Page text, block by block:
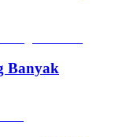
Banyak